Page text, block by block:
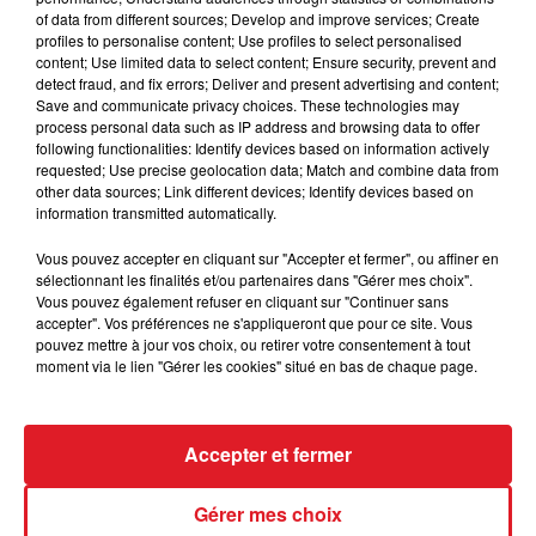
« Les grèves peuvent avoir un impact sur certains
travaux de maintenance », a indiqué EDF, sans être en
mesure dans l’immédiat d’évaluer si le calendrier de
retour au réseau de ces installations serait affecté
par ces mouvements. Le cas échéant, EDF serait
tenue de le communiquer.
FIL D'ACTUS
of data from different sources; Develop and improve services; Create
profiles to personalise content; Use profiles to select personalised
content; Use limited data to select content; Ensure security, prevent and
detect fraud, and fix errors; Deliver and present advertising and content;
Save and communicate privacy choices. These technologies may
process personal data such as IP address and browsing data to offer
following functionalities: Identify devices based on information actively
requested; Use precise geolocation data; Match and combine data from
other data sources; Link different devices; Identify devices based on
information transmitted automatically.
Vous pouvez accepter en cliquant sur "Accepter et fermer", ou affiner en
sélectionnant les finalités et/ou partenaires dans "Gérer mes choix".
Vous pouvez également refuser en cliquant sur "Continuer sans
accepter". Vos préférences ne s'appliqueront que pour ce site. Vous
pouvez mettre à jour vos choix, ou retirer votre consentement à tout
moment via le lien "Gérer les cookies" situé en bas de chaque page.
Gérer mes choix
Accepter et fermer